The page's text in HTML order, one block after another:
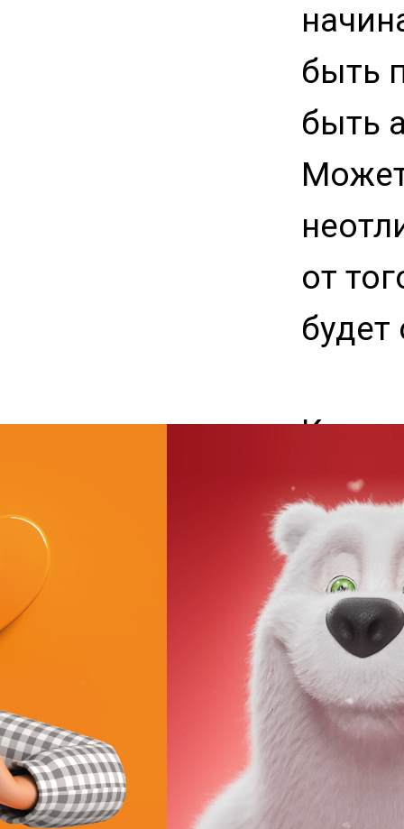
быть
быть
от
будет
Каков
и мы